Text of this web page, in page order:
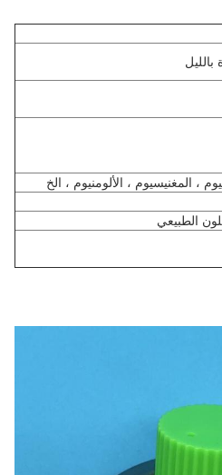
بالليل
، المغنيسيوم ، الألومنيوم ، الخ